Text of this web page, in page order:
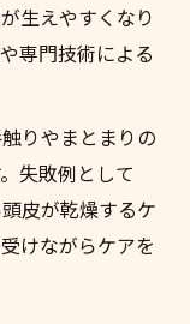
生えやすくなり
専門技術による
りやまとまりの
失敗例として
皮が乾燥するケ
けながらケアを